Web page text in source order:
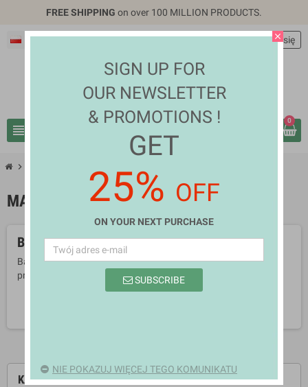
FREE SHIPPING on over 100 MILLION PRODUCTS.
Polski EUR €
view_headline
personZaloguj się
0
chevron_right
KATEGORIE
MAKEUP
Brak dostępnych produktów.
Bądźcie czujni! W tym miejscu zostanie wyświetlonych więcej
produktów w miarę ich dodawania.
close
SIGN UP FOR
OUR NEWSLETTER
& PROMOTIONS !
GET
25% OFF
ON YOUR NEXT PURCHASE
SUBSCRIBE
NIE POKAZUJ WIĘCEJ TEGO KOMUNIKATU